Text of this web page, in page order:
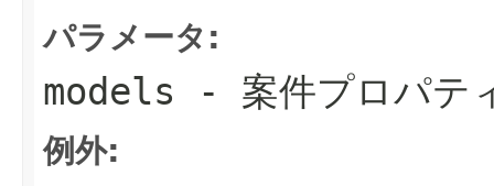
パラメータ:
models - 案件プロパテ
例外: